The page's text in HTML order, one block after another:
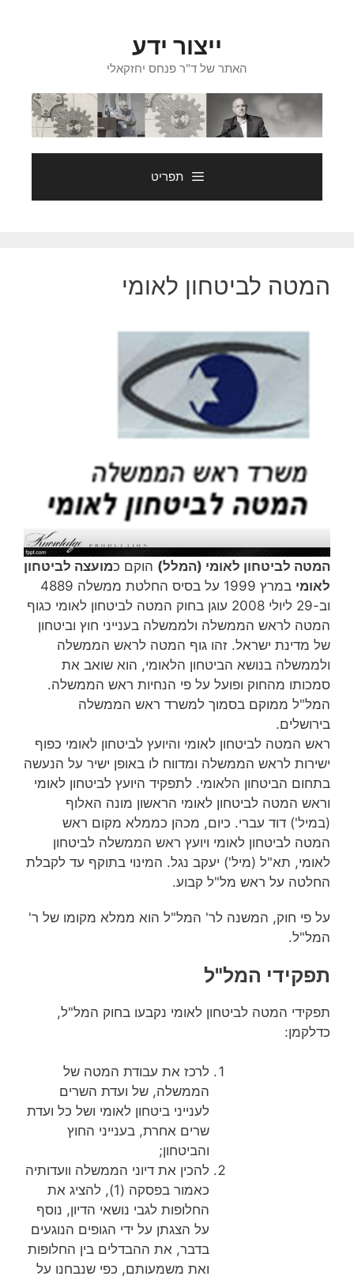
ייצור ידע
האתר של ד"ר פנחס יחזקאלי
תפריט
המטה לביטחון לאומי
המטה לביטחון לאומי (המלל) הוקם כמועצה לביטחון
לאומי
במרץ 1999 על בסיס החלטת ממשלה 4889
וב-29 ליולי 2008 עוגן בחוק המטה לביטחון לאומי כגוף
המטה לראש הממשלה ולממשלה בענייני חוץ וביטחון
של מדינת ישראל. זהו גוף המטה לראש הממשלה
ולממשלה בנושא הביטחון הלאומי, הוא שואב את
סמכותו מהחוק ופועל על פי הנחיות ראש הממשלה.
המל"ל ממוקם בסמוך למשרד ראש הממשלה
בירושלים.
ראש המטה לביטחון לאומי והיועץ לביטחון לאומי כפוף
ישירות לראש הממשלה ומדווח לו באופן ישיר על הנעשה
בתחום הביטחון הלאומי. לתפקיד היועץ לביטחון לאומי
וראש המטה לביטחון לאומי הראשון מונה האלוף
(במיל') דוד עברי. כיום, מכהן כממלא מקום ראש
המטה לביטחון לאומי ויועץ ראש הממשלה לביטחון
לאומי, תא"ל (מיל') יעקב נגל. המינוי בתוקף עד לקבלת
החלטה על ראש מל"ל קבוע.
על פי חוק, המשנה לר' המל"ל הוא ממלא מקומו של ר'
המל"ל.
תפקידי המל"ל
תפקידי המטה לביטחון לאומי נקבעו בחוק המל"ל,
כדלקמן:
לרכז את עבודת המטה של
הממשלה, של ועדת השרים
לענייני ביטחון לאומי ושל כל ועדת
שרים אחרת, בענייני החוץ
והביטחון;
להכין את דיוני הממשלה וועדותיה
כאמור בפסקה (1), להציג את
החלופות לגבי נושאי הדיון, נוסף
על הצגתן על ידי הגופים הנוגעים
בדבר, את ההבדלים בין החלופות
ואת משמעותם, כפי שנבחנו על